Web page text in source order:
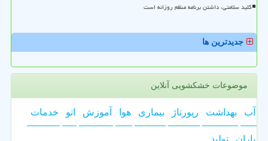
کلید سلامتی، داشتن برنامه منظم روزانه است
جدیدترین ها
موضوعات خشکشویی آنلاین
آب بهداشت رپورتاژ بیماری هوا آموزش اتو خدمات
باران تولید